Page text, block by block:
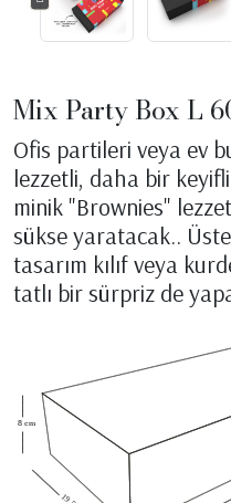
Mix Party Box L
Ofis partileri veya ev
lezzetli, daha bir
minik "Brownies"
sükse yaratacak..
tasarım kılıf veya
tatlı bir sürpriz de